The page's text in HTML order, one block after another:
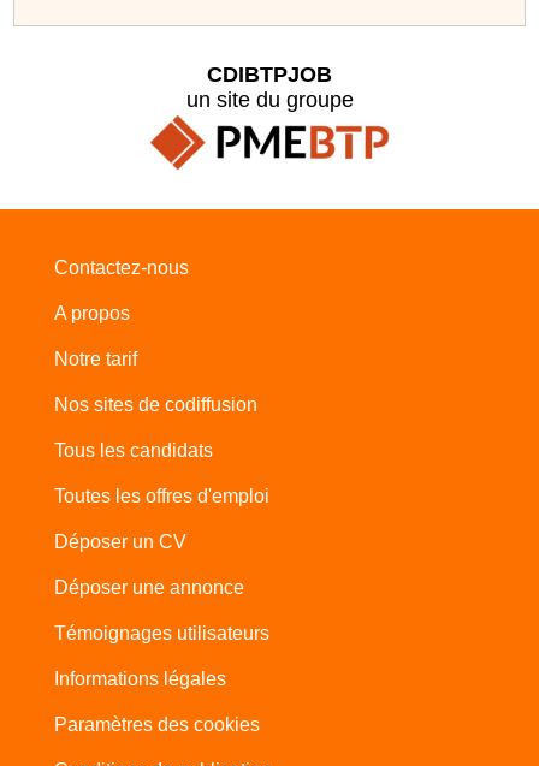
CDIBTPJOB
un site du groupe
Contactez-nous
A propos
Notre tarif
Nos sites de codiffusion
Tous les candidats
Toutes les offres d'emploi
Déposer un CV
Déposer une annonce
Témoignages utilisateurs
Informations légales
Paramètres des cookies